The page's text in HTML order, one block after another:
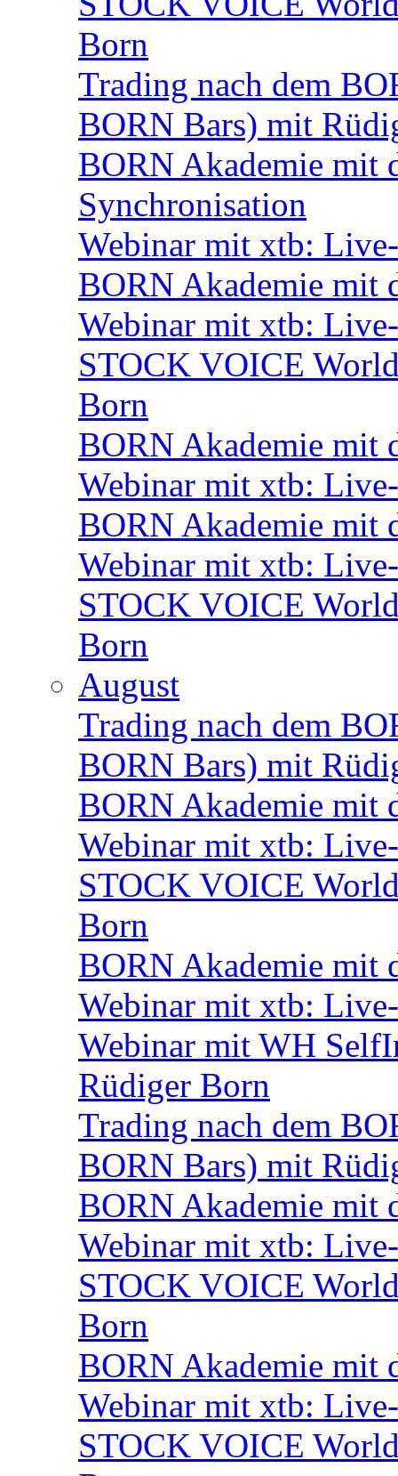
Born
Trading nach dem
BORN Bars) mit
BORN Akademie mit
Synchronisation
Webinar mit xtb:
BORN Akademie mit
Webinar mit xtb:
STOCK VOICE
Born
BORN Akademie mit
Webinar mit xtb:
BORN Akademie mit
Webinar mit xtb:
STOCK VOICE
Born
August
Trading nach dem
BORN Bars) mit
BORN Akademie mit
Webinar mit xtb:
STOCK VOICE
Born
BORN Akademie mit
Webinar mit xtb:
Webinar mit WH
Rüdiger Born
Trading nach dem
BORN Bars) mit
BORN Akademie mit
Webinar mit xtb:
STOCK VOICE
Born
BORN Akademie mit
Webinar mit xtb:
STOCK VOICE